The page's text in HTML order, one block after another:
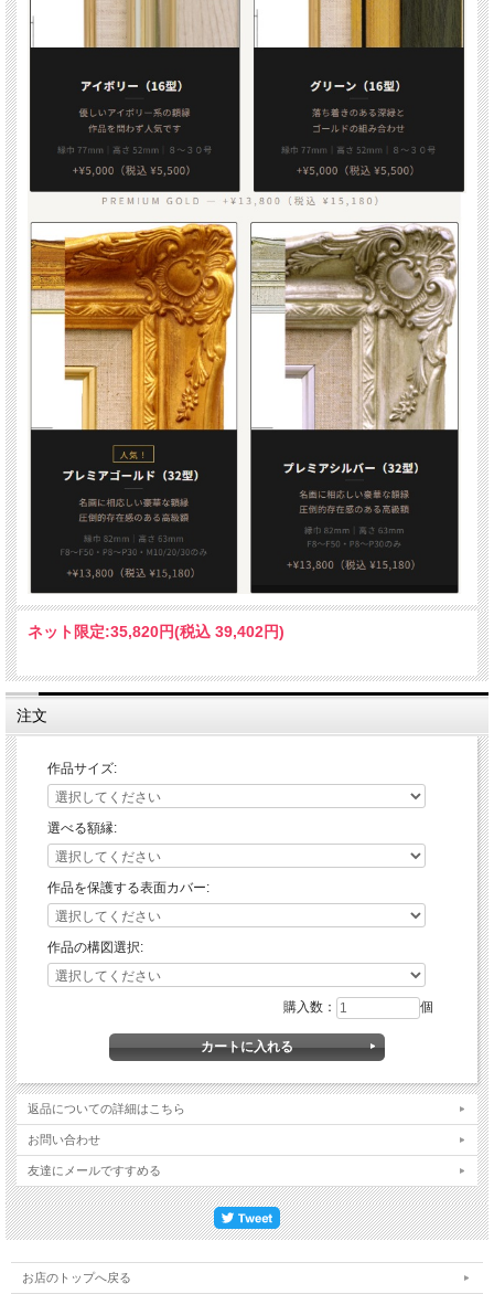
ネット限定:35,820円(税込 39,402円)
注文
作品サイズ:
選べる額縁:
作品を保護する表面カバー:
作品の構図選択:
購入数： 個
返品についての詳細はこちら
お問い合わせ
友達にメールですすめる
お店のトップへ戻る